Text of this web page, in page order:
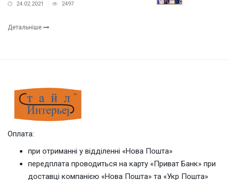
24.02.2021
2497
Детальніше
Оплата:
при отриманні у відділенні «Нова Пошта»
передплата проводиться на карту «Приват Банк» при
доставці компанією «Нова Пошта» та «Укр Пошта»